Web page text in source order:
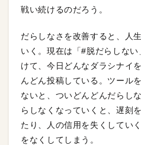
戦い続けるのだろう。
だらしなさを改善すると、人
いく。現在は「#脱だらしな
けて、今日どんなダラシナイ
んどん投稿している。ツール
ないと、ついどんどんだらし
らしなくなっていくと、遅刻
たり、人の信用を失くしてい
をなくしてしまう。